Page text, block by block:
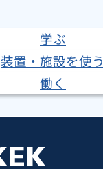
学ぶ
装置・施設を使う
働く